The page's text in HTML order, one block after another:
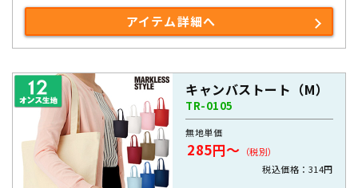
アイテム詳細へ
キャンバストート（M）
TR-0105
無地単価
285円～
（税別）
税込価格：314円